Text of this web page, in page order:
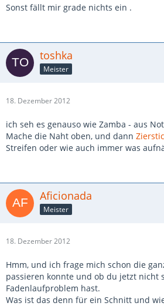
Sonst fällt mir grade nichts ein .
toshka
Meister
18. Dezember 2012
ich seh es genauso wie Zamba - aus
Mache die Naht oben, und dann
Streifen oder wie auch immer was
Aficionada
Meister
18. Dezember 2012
Hmm, und ich frage mich schon die
passieren konnte und ob du jetzt nicht
Fadenlaufproblem hast.
Was ist das denn für ein Schnitt und